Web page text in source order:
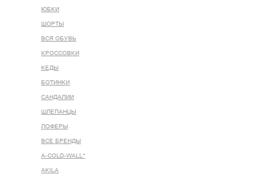
ЮБКИ
ШОРТЫ
ВСЯ ОБУВЬ
КРОССОВКИ
КЕДЫ
БОТИНКИ
САНДАЛИИ
ШЛЕПАНЦЫ
ЛОФЕРЫ
ВСЕ БРЕНДЫ
A-COLD-WALL*
AKILA